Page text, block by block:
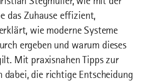
das Zuhause effizient,
wie moderne Systeme
ergeben und warum dieses
Mit praxisnahen Tipps zur
dabei, die richtige Entscheidung